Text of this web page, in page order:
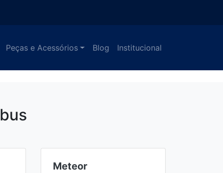
Peças e Acessórios Blog Institucional
Meteor